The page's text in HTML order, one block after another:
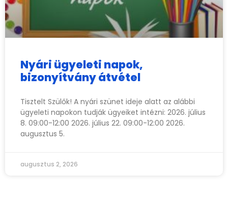
Nyári ügyeleti napok,
bizonyítvány átvétel
Tisztelt Szülők! A nyári szünet ideje alatt az alábbi
ügyeleti napokon tudják ügyeiket intézni: 2026. július
8. 09:00-12:00 2026. július 22. 09:00-12:00 2026.
augusztus 5.
augusztus 2, 2026